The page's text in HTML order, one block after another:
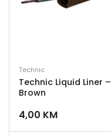
Technic
Technic Liquid Liner –
Brown
4,00 KM